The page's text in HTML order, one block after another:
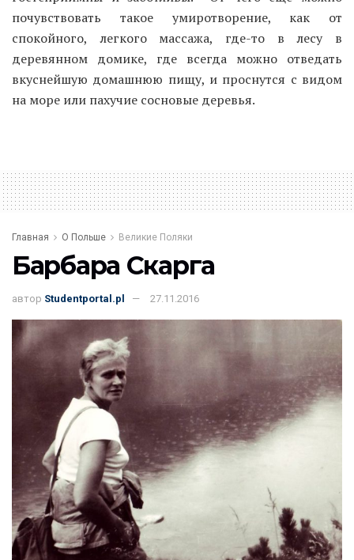
почувствовать такое умиротворение, как от
спокойного, легкого массажа, где-то в лесу в
деревянном домике, где всегда можно отведать
вкуснейшую домашнюю пищу, и проснутся с видом
на море или пахучие сосновые деревья.
Главная О Польше Великие Поляки
Барбара Скарга
автор Studentportal.pl 27.11.2016